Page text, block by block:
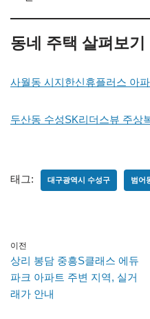
동네 주택 살펴보기
사월동 시지한신휴플러스 아
두산동 수성SK리더스뷰 주상
태그: 대구광역시 수성구 범어
이전
상리 봉담 중흥S클래스 에듀
파크 아파트 주변 지역, 실거
래가 안내